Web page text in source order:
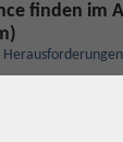
finden im